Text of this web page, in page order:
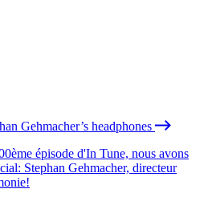
Gehmacher’s headphones
épisode d'In Tune, nous avons
Stephan Gehmacher, directeur